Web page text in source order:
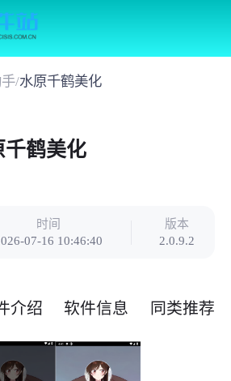
/水原千鹤美化
千鹤美化
时间
07-16 10:46:40
版本
2.0.9.2
介绍 软件信息 同类推荐